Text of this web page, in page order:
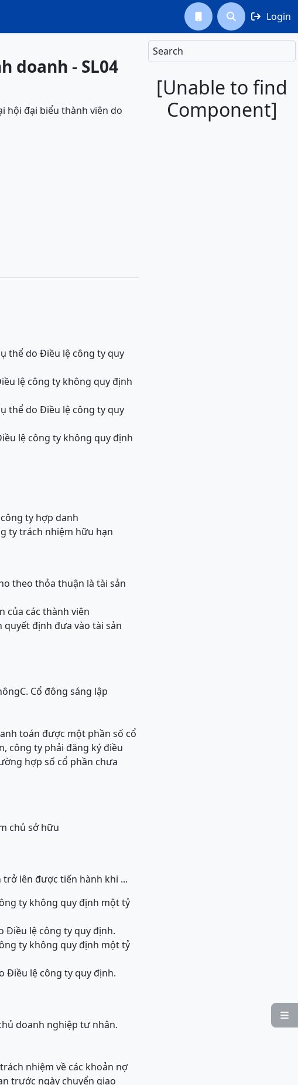
  Login

Search
[Unable to find
Component]
doanh - SL04
hội đại biểu thành viên do
thể do Điều lệ công ty quy
lệ công ty không quy định
thể do Điều lệ công ty quy
lệ công ty không quy định
ty hợp danh
ty trách nhiệm hữu hạn
theo thỏa thuận là tài sản
của các thành viên
định đưa vào tài sản
C. Cổ đông sáng lập
toán được một phần số cổ
công ty phải đăng ký điều
hợp số cổ phần chưa
chủ sở hữu
lên được tiến hành khi ...
ty không quy định một tỷ
Điều lệ công ty quy định.
ty không quy định một tỷ
Điều lệ công ty quy định.
doanh nghiệp tư nhân.
nhiệm về các khoản nợ
trước ngày chuyển giao